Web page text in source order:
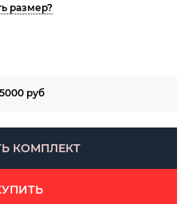
размер?
руб
КОМПЛЕКТ